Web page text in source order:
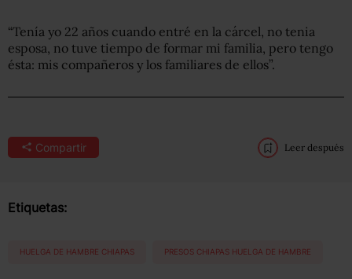
“Tenía yo 22 años cuando entré en la cárcel, no tenia
esposa, no tuve tiempo de formar mi familia, pero tengo
ésta: mis compañeros y los familiares de ellos”.
Compartir Leer después
Etiquetas:
HUELGA DE HAMBRE CHIAPAS PRESOS CHIAPAS HUELGA DE HAMBRE